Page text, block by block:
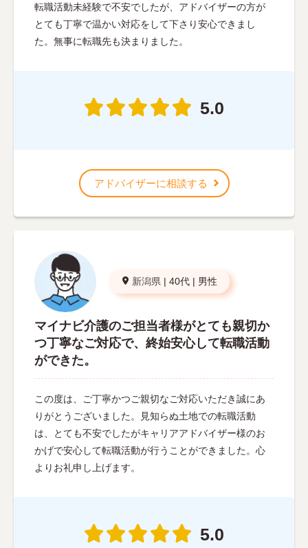
転職活動未経験で不安でしたが、アドバイザーの方が
とても丁寧で温かい対応をして下さり安心できまし
た。無事に転職先も決まりました。
5.0
アドバイザーに相談する
新潟県 | 40代 | 男性
マイナビ介護のご担当者様がとても親切か
つ丁寧なご対応で、終始安心して転職活動
ができた。
この度は、ご丁寧かつご親切なご対応いただき誠にあ
りがとうございました。見知らぬ土地での転職活動
は、とても不安でしたがキャリアアドバイザー様のお
かげで安心して転職活動が行うことができました。心
よりお礼申し上げます。
5.0